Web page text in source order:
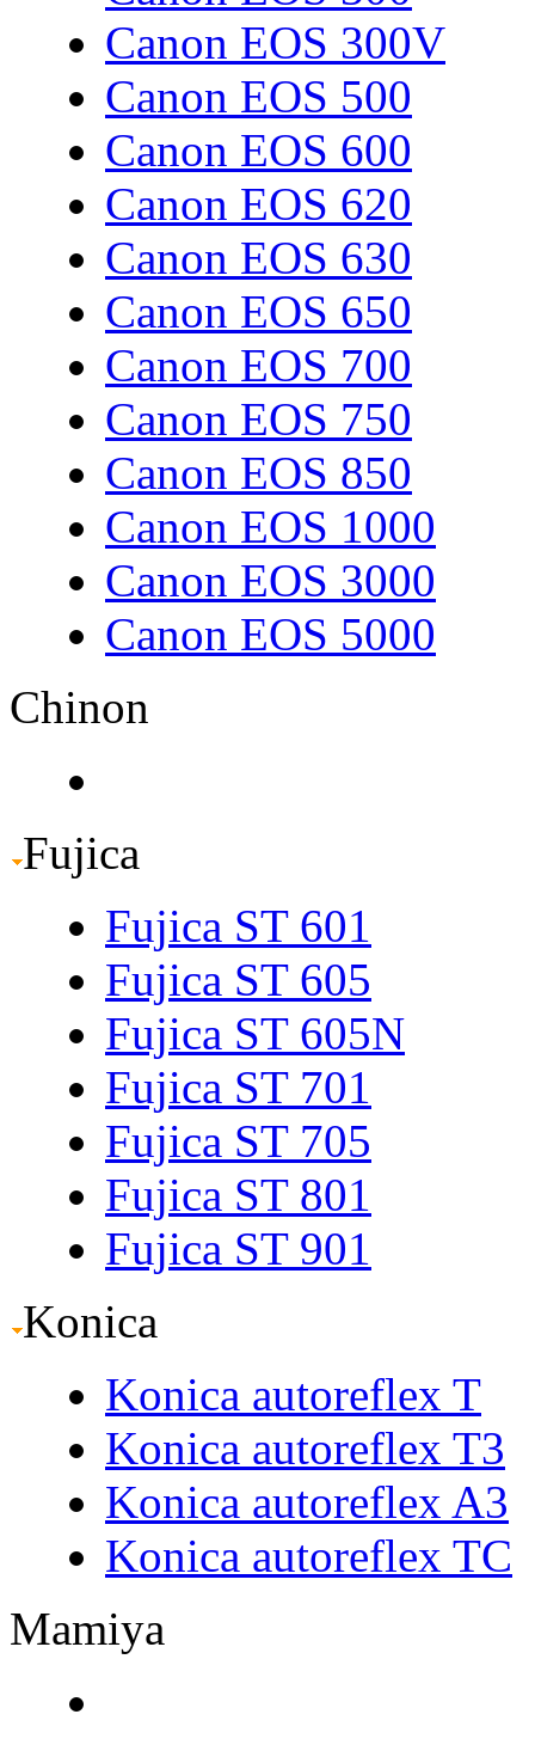
Canon EOS 300V
Canon EOS 500
Canon EOS 600
Canon EOS 620
Canon EOS 630
Canon EOS 650
Canon EOS 700
Canon EOS 750
Canon EOS 850
Canon EOS 1000
Canon EOS 3000
Canon EOS 5000
Chinon
Fujica
Fujica ST 601
Fujica ST 605
Fujica ST 605N
Fujica ST 701
Fujica ST 705
Fujica ST 801
Fujica ST 901
Konica
Konica autoreflex T
Konica autoreflex T3
Konica autoreflex A3
Konica autoreflex TC
Mamiya